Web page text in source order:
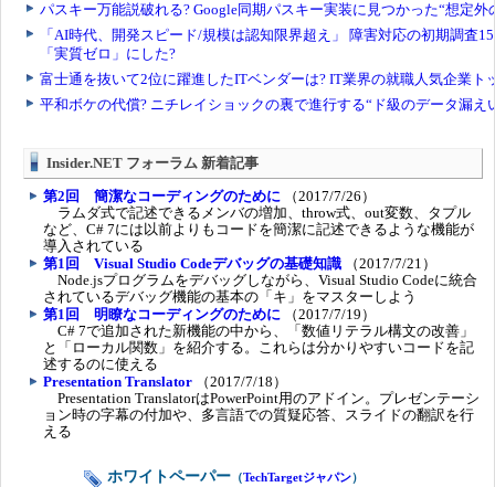
Insider.NET フォーラム 新着記事
第2回 簡潔なコーディングのために （2017/7/26）
ラムダ式で記述できるメンバの増加、throw式、out変数、タプル
など、C# 7には以前よりもコードを簡潔に記述できるような機能が
導入されている
第1回 Visual Studio Codeデバッグの基礎知識 （2017/7/21）
Node.jsプログラムをデバッグしながら、Visual Studio Codeに統合
されているデバッグ機能の基本の「キ」をマスターしよう
第1回 明瞭なコーディングのために （2017/7/19）
C# 7で追加された新機能の中から、「数値リテラル構文の改善」
と「ローカル関数」を紹介する。これらは分かりやすいコードを記
述するのに使える
Presentation Translator （2017/7/18）
Presentation TranslatorはPowerPoint用のアドイン。プレゼンテーシ
ョン時の字幕の付加や、多言語での質疑応答、スライドの翻訳を行
える
ホワイトペーパー （TechTargetジャパン）